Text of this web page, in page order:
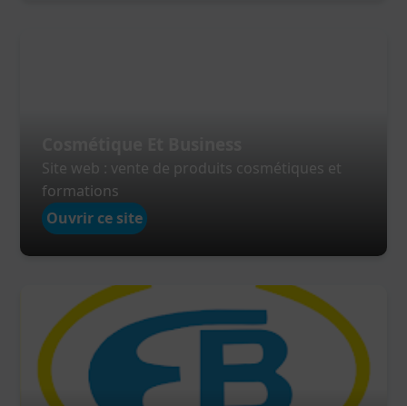
Site web : vente de produits cosmétiques et
formations
Ouvrir ce site